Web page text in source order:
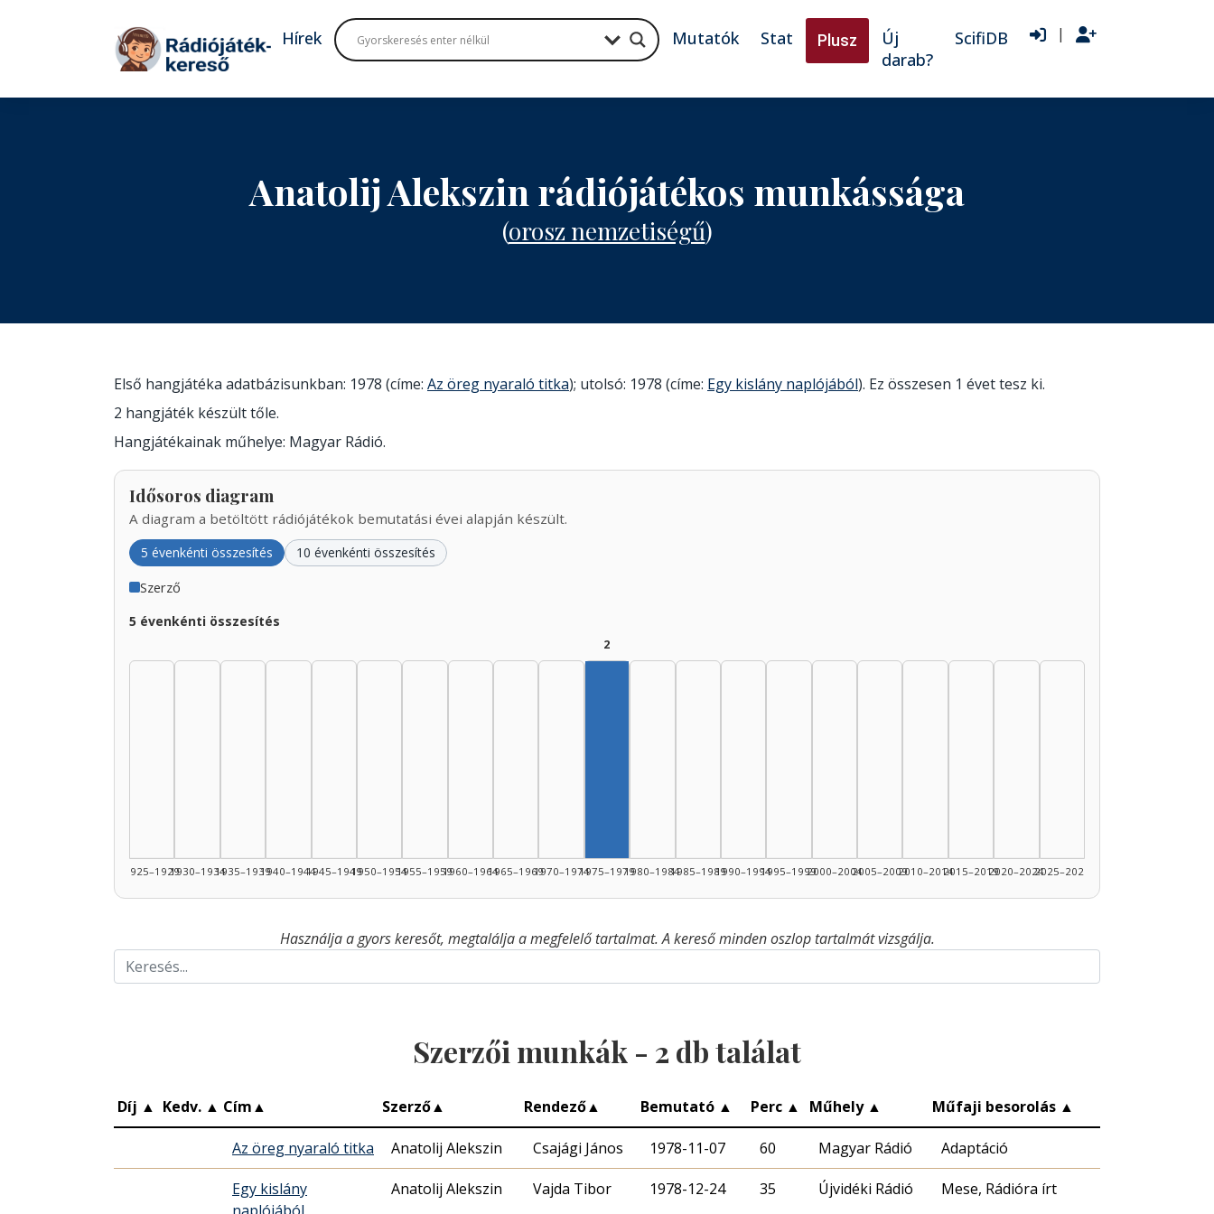
Tovább a tartalomhoz
Hírek Mutatók Stat Plusz
Új
darab?
ScifiDB |
Anatolij Alekszin rádiójátékos munkássága
(orosz nemzetiségű)
Első hangjátéka adatbázisunkban: 1978 (címe: Az öreg nyaraló titka); utolsó: 1978 (címe: Egy kislány naplójából). Ez összesen 1 évet tesz ki.
2 hangjáték készült tőle.
Hangjátékainak műhelye: Magyar Rádió.
Idősoros diagram
A diagram a betöltött rádiójátékok bemutatási évei alapján készült.
5 évenkénti összesítés 10 évenkénti összesítés
Szerző
5 évenkénti összesítés
1925–19291930–19341935–19391940–19441945–19491950–19541955–19591960–19641965–19691970–1974
2
1975–19791980–19841985–19891990–19941995–19992000–20042005–20092010–20142015–20192020–20242025–2026
Használja a gyors keresőt, megtalálja a megfelelő tartalmat. A kereső minden oszlop tartalmát vizsgálja.
Szerzői munkák - 2 db találat
Díj ▲ Kedv. ▲ Cím▲ Szerző▲ Rendező▲ Bemutató ▲ Perc ▲ Műhely ▲ Műfaji besorolás ▲
Az öreg nyaraló titka Anatolij Alekszin Csajági János 1978-11-07 60 Magyar Rádió Adaptáció
Egy kislány
Anatolij Alekszin Vajda Tibor 1978-12-24 35 Újvidéki Rádió Mese, Rádióra írt